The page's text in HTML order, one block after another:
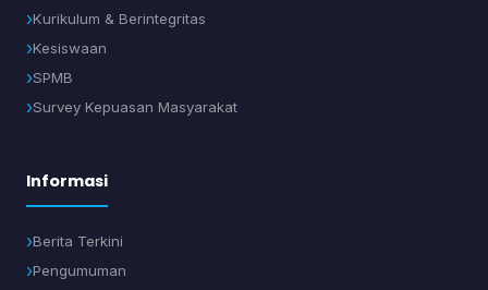
Kurikulum & Berintegritas
Kesiswaan
SPMB
Survey Kepuasan Masyarakat
Informasi
Berita Terkini
Pengumuman